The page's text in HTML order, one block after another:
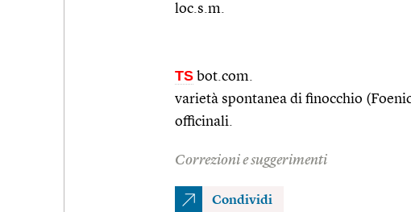
loc.s.m.
TS bot.com.
varietà spontanea di finocchio
officinali.
Correzioni e suggerimenti
Condividi